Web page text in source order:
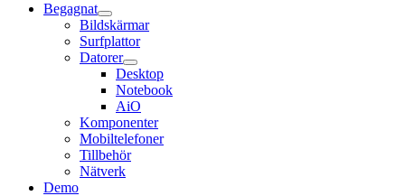
Begagnat
Bildskärmar
Surfplattor
Datorer
Desktop
Notebook
AiO
Komponenter
Mobiltelefoner
Tillbehör
Nätverk
Demo